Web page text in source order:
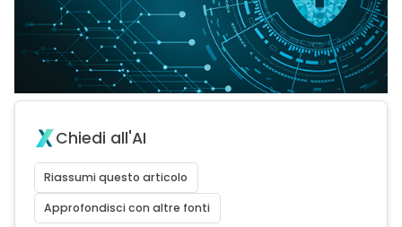
Chiedi all'AI
Riassumi questo articolo
Approfondisci con altre fonti